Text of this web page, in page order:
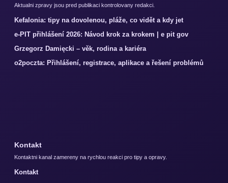
Aktualni zpravy jsou pred publikaci kontrolovany redakci.
Kefalonia: tipy na dovolenou, pláže, co vidět a kdy jet
e-PIT přihlášení 2026: Návod krok za krokem | e pit gov
Grzegorz Damięcki – věk, rodina a kariéra
o2poczta: Přihlášení, registrace, aplikace a řešení problémů
Kontakt
Kontaktni kanal zamereny na rychlou reakci pro tipy a opravy.
Kontakt